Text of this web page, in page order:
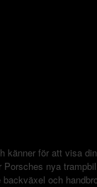
känner för att visa
nya
och